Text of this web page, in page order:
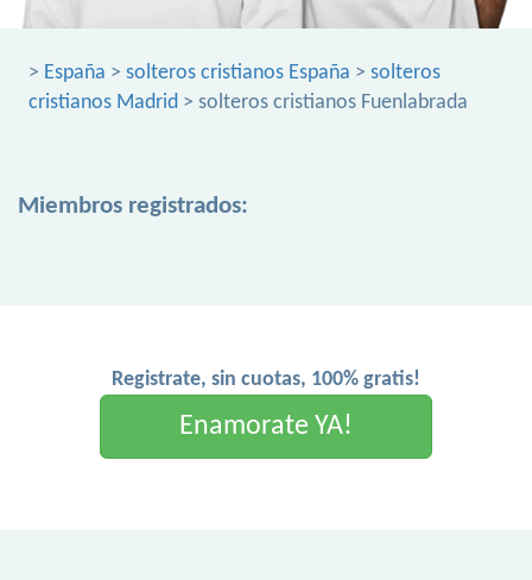
> España > solteros cristianos España > solteros
cristianos Madrid > solteros cristianos Fuenlabrada
Miembros registrados:
Registrate, sin cuotas, 100% gratis!
Enamorate YA!